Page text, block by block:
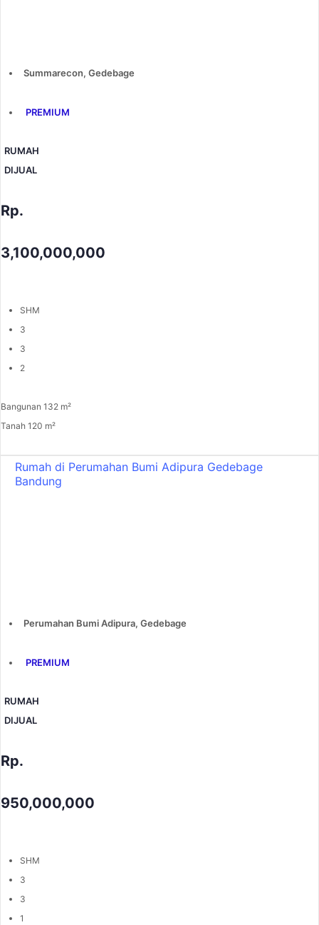
Summarecon, Gedebage
PREMIUM
RUMAH
DIJUAL
Rp.
3,100,000,000
SHM
3
3
2
Bangunan 132 m²
Tanah 120 m²
Rumah di Perumahan Bumi Adipura Gedebage
Bandung
Perumahan Bumi Adipura, Gedebage
PREMIUM
RUMAH
DIJUAL
Rp.
950,000,000
SHM
3
3
1